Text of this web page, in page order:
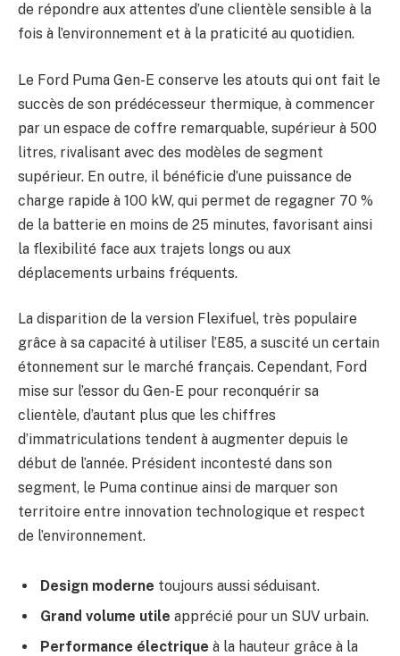
de répondre aux attentes d’une clientèle sensible à la
fois à l’environnement et à la praticité au quotidien.
Le Ford Puma Gen-E conserve les atouts qui ont fait le
succès de son prédécesseur thermique, à commencer
par un espace de coffre remarquable, supérieur à 500
litres, rivalisant avec des modèles de segment
supérieur. En outre, il bénéficie d’une puissance de
charge rapide à 100 kW, qui permet de regagner 70 %
de la batterie en moins de 25 minutes, favorisant ainsi
la flexibilité face aux trajets longs ou aux
déplacements urbains fréquents.
La disparition de la version Flexifuel, très populaire
grâce à sa capacité à utiliser l’E85, a suscité un certain
étonnement sur le marché français. Cependant, Ford
mise sur l’essor du Gen-E pour reconquérir sa
clientèle, d’autant plus que les chiffres
d’immatriculations tendent à augmenter depuis le
début de l’année. Président incontesté dans son
segment, le Puma continue ainsi de marquer son
territoire entre innovation technologique et respect
de l’environnement.
Design moderne toujours aussi séduisant.
Grand volume utile apprécié pour un SUV urbain.
Performance électrique à la hauteur grâce à la